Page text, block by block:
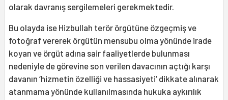
olarak davranış sergilemeleri gerekmektedir.
Bu olayda ise Hizbullah terör örgütüne özgeçmiş ve
fotoğraf vererek örgütün mensubu olma yönünde irade
koyan ve örgüt adına sair faaliyetlerde bulunması
nedeniyle de görevine son verilen davacının açtığı karşı
davanın ‘hizmetin özelliği ve hassasiyeti’ dikkate alınarak
atanmama yönünde kullanılmasında hukuka aykırılık